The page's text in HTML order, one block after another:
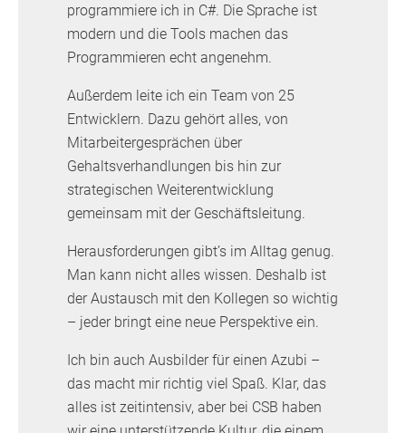
programmiere ich in C#. Die Sprache ist
modern und die Tools machen das
Programmieren echt angenehm.
Außerdem leite ich ein Team von 25
Entwicklern. Dazu gehört alles, von
Mitarbeitergesprächen über
Gehaltsverhandlungen bis hin zur
strategischen Weiterentwicklung
gemeinsam mit der Geschäftsleitung.
Herausforderungen gibt’s im Alltag genug.
Man kann nicht alles wissen. Deshalb ist
der Austausch mit den Kollegen so wichtig
– jeder bringt eine neue Perspektive ein.
Ich bin auch Ausbilder für einen Azubi –
das macht mir richtig viel Spaß. Klar, das
alles ist zeitintensiv, aber bei CSB haben